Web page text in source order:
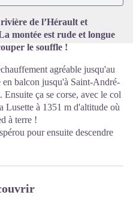
de l’Hérault et
montée est rude et longue
le souffle !
agréable jusqu'au
balcon jusqu'à Saint-André-
ça se corse, avec le col
Lusette à 1351 m d'altitude où
à terre !
pour ensuite descendre